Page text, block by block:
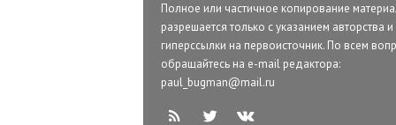
Полное или частичное копирование
разрешается только с указанием авторства и
гиперссылки на первоисточник. По всем
обращайтесь на e-mail редактора:
paul_bugman@mail.ru